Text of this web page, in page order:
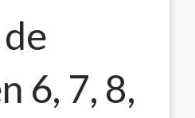
6, 7, 8,